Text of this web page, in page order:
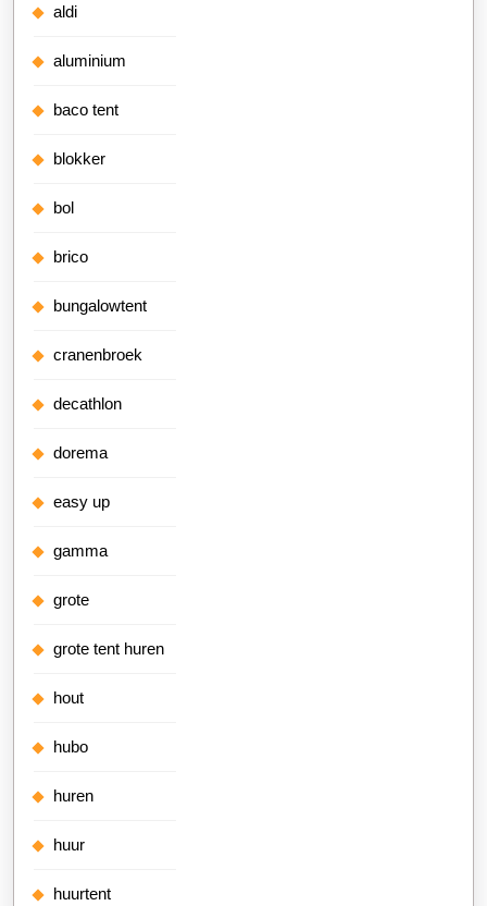
aldi
aluminium
baco tent
blokker
bol
brico
bungalowtent
cranenbroek
decathlon
dorema
easy up
gamma
grote
grote tent huren
hout
hubo
huren
huur
huurtent